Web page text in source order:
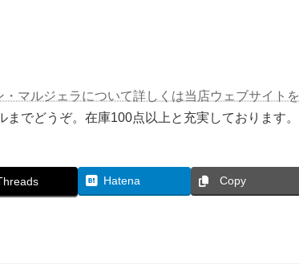
マルジェラについて詳しくは当店ウェブサイトを
でどうぞ。在庫100点以上と充実しております。
Hatena Copy